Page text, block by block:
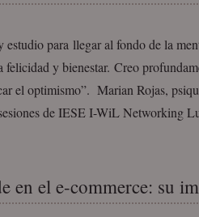
estudio para llegar al fondo de la
felicidad y bienestar. Creo
el optimismo”. Marian Rojas,
de IESE I-WiL Networking
en el e-commerce: su